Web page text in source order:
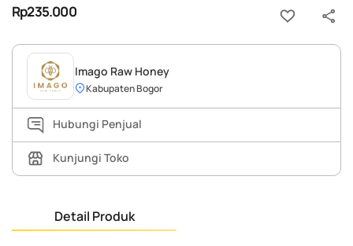
Rp235.000
Imago Raw Honey
Kabupaten Bogor
Hubungi Penjual
Kunjungi Toko
Detail Produk